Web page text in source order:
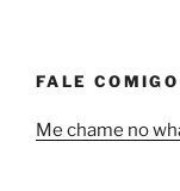
FALE COMIGO
Me chame no